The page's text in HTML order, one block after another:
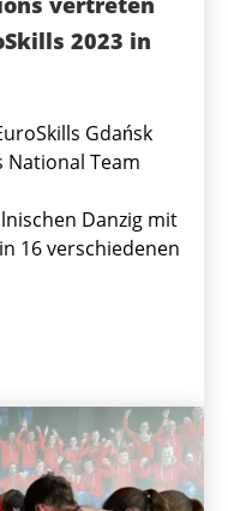
2023 in
Gdańsk
National Team
Danzig mit
16 verschiedenen